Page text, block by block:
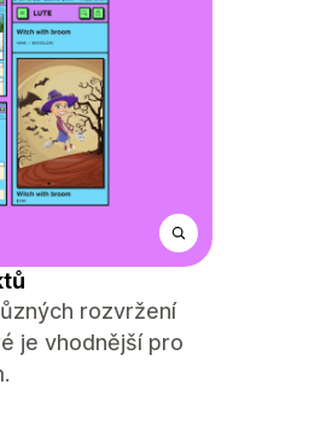
rozvržení
je vhodnější pro